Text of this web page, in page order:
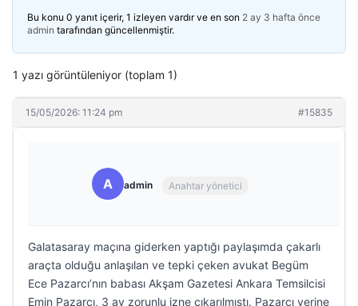
Bu konu 0 yanıt içerir, 1 izleyen vardır ve en son 2 ay 3 hafta önce
admin tarafından güncellenmiştir.
1 yazı görüntüleniyor (toplam 1)
15/05/2026: 11:24 pm #15835
A admin Anahtar yönetici
Galatasaray maçına giderken yaptığı paylaşımda çakarlı
araçta olduğu anlaşılan ve tepki çeken avukat Begüm
Ece Pazarcı’nın babası Akşam Gazetesi Ankara Temsilcisi
Emin Pazarcı, 3 ay zorunlu izne çıkarılmıştı. Pazarcı yerine